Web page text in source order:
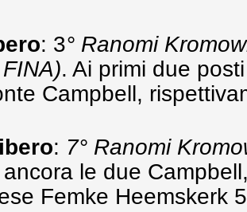
: 3° Ranomi
. Ai primi due
Campbell,
: 7° Ranomi
le due
Femke Heemskerk